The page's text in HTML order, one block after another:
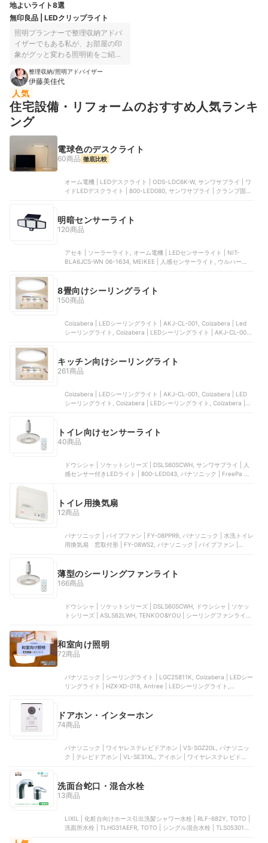
地よいライト8選
無印良品 | LEDクリップライト
照明プランナーで整理収納アドバ
イザーでもある私が、お部屋の印
象がグッと変わる照明術をご紹介♪
ェンジするだけでOKの、簡単＆効
果バツグンなアイデアが満載で
す。ぜひ明かりもインテリアの1つ
にとり入れてみてください。
整理収納/照明アドバイザー
伊藤美佳代
人気
住宅設備・リフォームのおすすめ人気ランキ
ング
電球色のデスクライト
60商品 徹底比較
オーム電機 | LEDデスクライト | ODS-LDC6K-W, サンワサプライ | ワ
イドLEDデスクライト | 800-LED080, サンワサプライ | クランプ固定
K
明暗センサーライト
120商品
アセキ | ソーラーライト, オーム電機 | LEDセンサーライト | NIT-
BLA6JCS-WN 06-1634, MEIKEE | 人感センサーライト, ウルハーバ
8畳向けシーリングライト
150商品
Coizabera | LEDシーリングライト | AKJ-CL-001, Coizabera | Led
シーリングライト, Coizabera | LEDシーリングライト | AKJ-CL-001,
キッチン向けシーリングライト
261商品
Coizabera | LEDシーリングライト | AKJ-CL-001, Coizabera | LED
シーリングライト, Coizabera | LEDシーリングライト, Coizabera |
トイレ向けセンサーライト
40商品
ドウシシャ | ソケットシリーズ | DSLS60SCWH, サンワサプライ | 人
感センサー付きLEDライト | 800-LED043, パナソニック | FreePa ト
トイレ用換気扇
12商品
パナソニック | パイプファン | FY-08PPR9, パナソニック | 水洗トイレ
用換気扇 窓取付形 | FY-08WS2, パナソニック | パイプファン |
薄型のシーリングファンライト
166商品
ドウシシャ | ソケットシリーズ | DSLS60SCWH, ドウシシャ | ソケッ
トシリーズ | ASLS62LWH, TENKOO&YOU | シーリングファンライト,
和室向け照明
72商品
パナソニック | シーリングライト | LGC25811K, Coizabera | LEDシー
リングライト | HZX-XD-018, Antree | LEDシーリングライト,
ドアホン・インターホン
74商品
パナソニック | ワイヤレステレビドアホン | VS-SGZ20L, パナソニッ
ク | テレビドアホン | VL-SE31XL, アイホン | ワイヤレステレビドアホ
洗面台蛇口・混合水栓
13商品
LIXIL | 化粧台向けホース引出洗髪シャワー水栓 | RLF-682Y, TOTO |
洗面所水栓 | TLHG31AEFR, TOTO | シングル混合水栓 | TLS05301J,